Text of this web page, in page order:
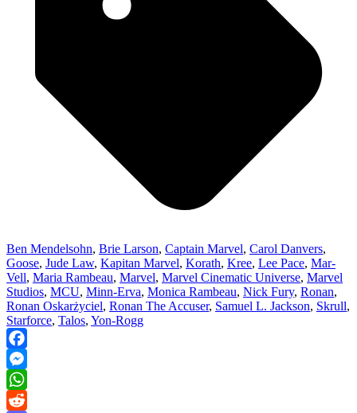
Ben Mendelsohn, Brie Larson, Captain Marvel, Carol Danvers,
Goose, Jude Law, Kapitan Marvel, Korath, Kree, Lee Pace, Mar-
Vell, Maria Rambeau, Marvel, Marvel Cinematic Universe, Marvel
Studios, MCU, Minn-Erva, Monica Rambeau, Nick Fury, Ronan,
Ronan Oskarżyciel, Ronan The Accuser, Samuel L. Jackson, Skrull,
Starforce, Talos, Yon-Rogg
Facebook
Messenger
WhatsApp